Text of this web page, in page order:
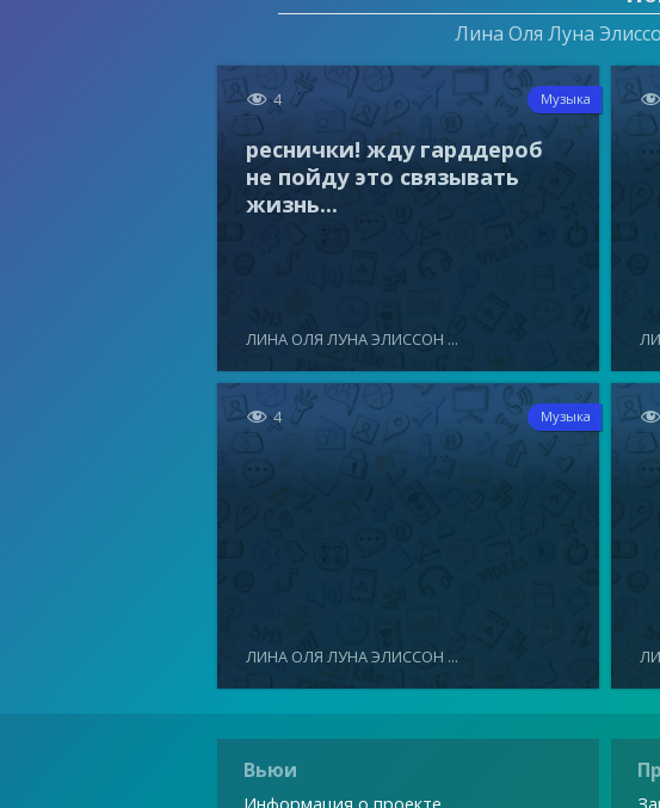
Лина Оля Луна
 4 Музыка
реснички! жду гарддероб
не пойду это связывать
жизнь...
ЛИНА ОЛЯ ЛУНА ЭЛИССОН ...

 4 Музыка
ЛИНА ОЛЯ ЛУНА ЭЛИССОН ...

Вьюи